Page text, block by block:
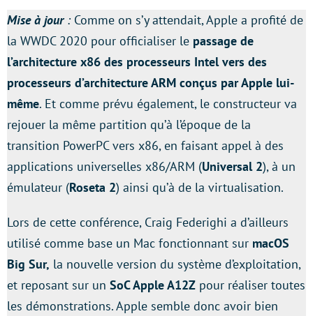
Mise à jour: Comme on s’y attendait, Apple a profité de
la WWDC 2020 pour officialiser le passage de
l’architecture x86 des processeurs Intel vers des
processeurs d’architecture ARM conçus par Apple lui-
même. Et comme prévu également, le constructeur va
rejouer la même partition qu’à l’époque de la
transition PowerPC vers x86, en faisant appel à des
applications universelles x86/ARM (Universal 2), à un
émulateur (Roseta 2) ainsi qu’à de la virtualisation.
Lors de cette conférence, Craig Federighi a d’ailleurs
utilisé comme base un Mac fonctionnant sur macOS
Big Sur, la nouvelle version du système d’exploitation,
et reposant sur un SoC Apple A12Z pour réaliser toutes
les démonstrations. Apple semble donc avoir bien